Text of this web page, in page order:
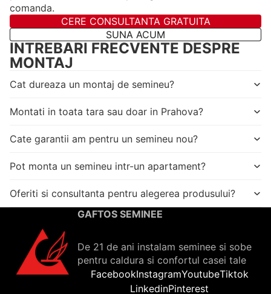
comanda.
CERE CONSULTANTA GRATUITA
SUNA ACUM
INTREBARI FRECVENTE DESPRE
MONTAJ
Cat dureaza un montaj de semineu?
Montati in toata tara sau doar in Prahova?
Cate garantii am pentru un semineu nou?
Pot monta un semineu intr-un apartament?
Oferiti si consultanta pentru alegerea produsului?
GAFTOS SEMINEE
De 21 de ani instalam seminee si sobe
pentru caldura si confortul casei tale
FacebookInstagramYoutubeTiktok
LinkedinPinterest